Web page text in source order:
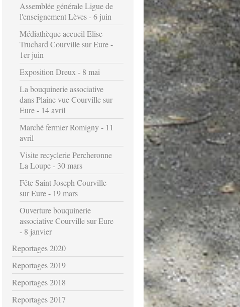
Assemblée générale Ligue de
l'enseignement Lèves - 6 juin
Médiathèque accueil Elise
Truchard Courville sur Eure -
1er juin
Exposition Dreux - 8 mai
La bouquinerie associative
dans Plaine vue Courville sur
Eure - 14 avril
Marché fermier Romigny - 11
avril
Visite recyclerie Percheronne
La Loupe - 30 mars
Fête Saint Joseph Courville
sur Eure - 19 mars
Ouverture bouquinerie
associative Courville sur Eure
- 8 janvier
Reportages 2020
Reportages 2019
Reportages 2018
Reportages 2017